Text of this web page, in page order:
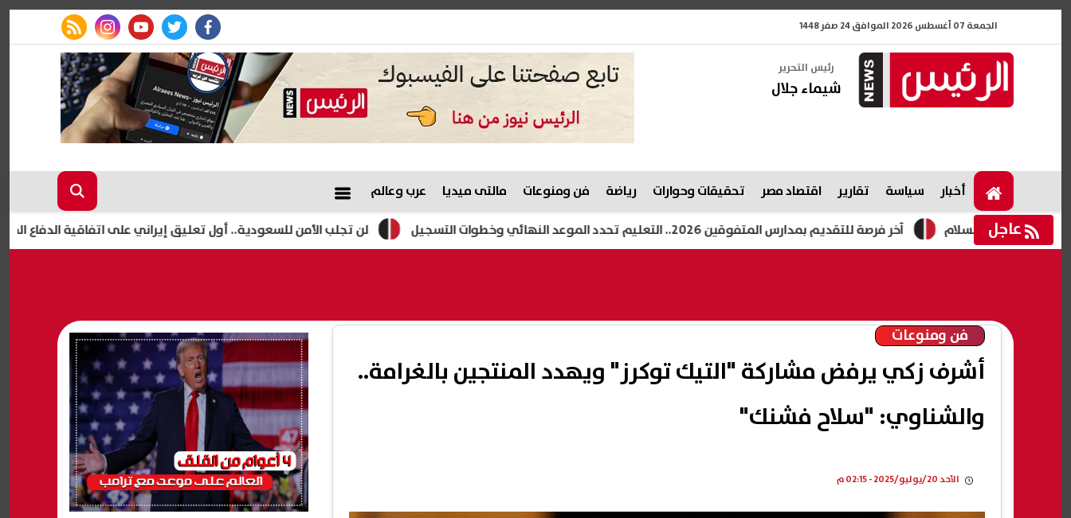
الجمعة 07 أغسطس 2026 الموافق 24 صفر 1448
facebook
twitter
youtube
instagram
rss feed
رئيس التحرير
شيماء جلال
أخبار سياسة تقارير اقتصاد مصر تحقيقات وحوارات رياضة فن ومنوعات مالتى ميديا عرب وعالم
عاجل لن تجلب الأمن للسعودية.. أول تعليق إيراني على اتفاقية الدفاع المشترك آخر فرصة للتقديم بمدارس المتفوقين 2026.. التعليم تحدد الموعد النهائي وخطوات التسجيل دار السلام
فن ومنوعات
أشرف زكي يرفض مشاركة "التيك توكرز" ويهدد المنتجين بالغرامة..
والشناوي: "سلاح فشنك"
الأحد 20/يوليو/2025 - 02:15 م